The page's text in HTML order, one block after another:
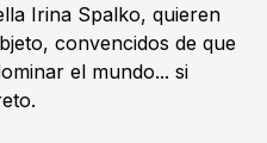
Irina Spalko, quieren
convencidos de que
el mundo... si